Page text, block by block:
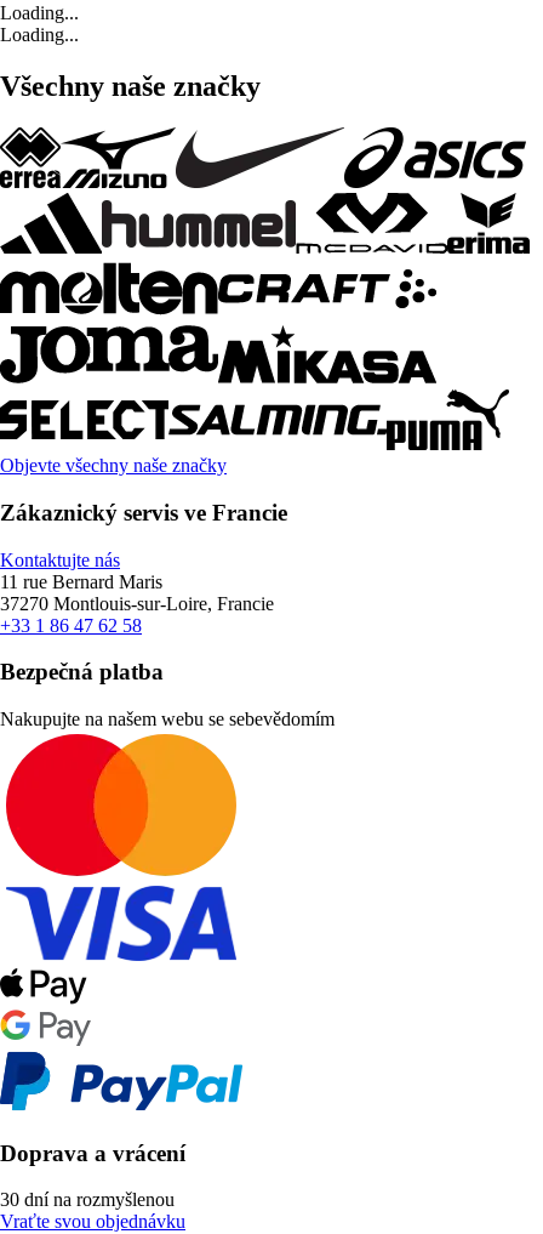
Loading...
Loading...
Všechny naše značky
Objevte všechny naše značky
Zákaznický servis ve Francie
Kontaktujte nás
11 rue Bernard Maris
37270 Montlouis-sur-Loire, Francie
+33 1 86 47 62 58
Bezpečná platba
Nakupujte na našem webu se sebevědomím
Doprava a vrácení
30 dní na rozmyšlenou
Vraťte svou objednávku